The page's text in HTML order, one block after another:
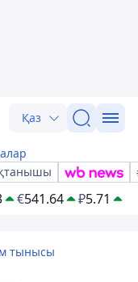
Қаз
€541.64 ₽5.71
тынысы